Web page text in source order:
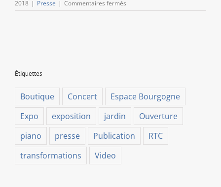
2018 | Presse | Commentaires fermés
Résurrection
Étiquettes
Boutique Concert
Espace Bourgogne
Expo
exposition jardin
Ouverture
piano
presse Publication
RTC
transformations
Video